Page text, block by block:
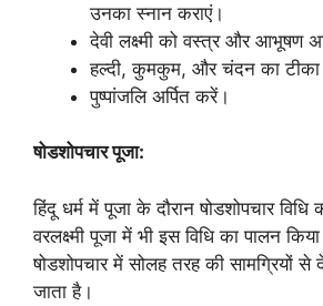
उनका स्नान कराएं।
देवी लक्ष्मी को वस्त्र और आभूषण
हल्दी, कुमकुम, और चंदन का टीका
पुष्पांजलि अर्पित करें।
षोडशोपचार पूजा:
हिंदू धर्म में पूजा के दौरान षोडशोपचार विधि
वरलक्ष्मी पूजा में भी इस विधि का पालन
षोडशोपचार में सोलह तरह की सामग्रियों से
जाता है।